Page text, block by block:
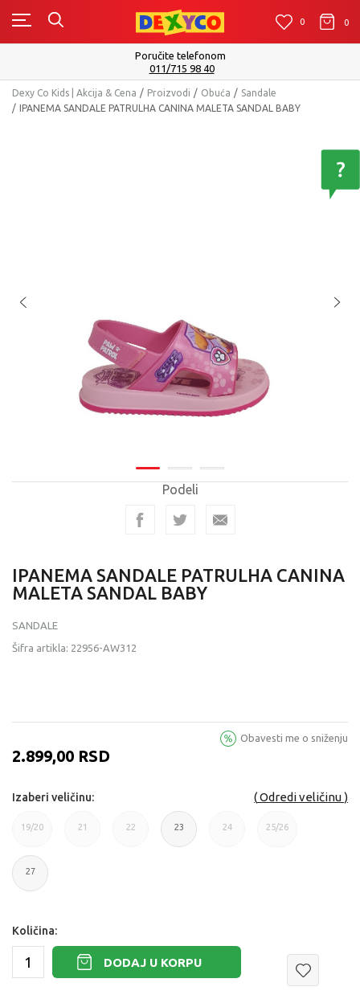
0 0 0
Isporuku možete očekivati u roku od
Dexy Co Kids | Akcija & Cena Proizvodi Obuća
Sandale
IPANEMA SANDALE PATRULHA CANINA MALETA SANDAL BABY
Podeli
IPANEMA SANDALE PATRULHA CANINA
MALETA SANDAL BABY
SANDALE
Šifra artikla: 22956-AW312
2.899,00 RSD
Obavesti me o sniženju
Odredi veličinu
Izaberi veličinu:
19/20
19/20
21 22 23 24 25/26
27
Količina:
DODAJ U KORPU